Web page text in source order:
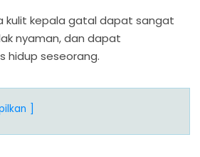
kulit kepala gatal dapat sangat
nyaman, dan dapat
hidup seseorang.